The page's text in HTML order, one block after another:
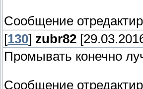
Сообщение
[130] zubr82
Промывать конечно
Сообщение